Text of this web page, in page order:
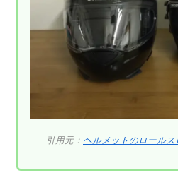
引用元： ヘルメットのロール